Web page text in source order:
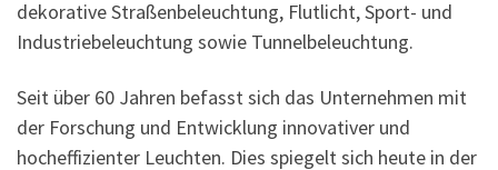
dekorative Straßenbeleuchtung, Flutlicht, Sport- und
Industriebeleuchtung sowie Tunnelbeleuchtung.
Seit über 60 Jahren befasst sich das Unternehmen mit
der Forschung und Entwicklung innovativer und
hocheffizienter Leuchten. Dies spiegelt sich heute in der